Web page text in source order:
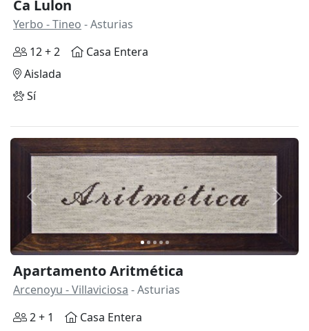
Ca Lulon
Yerbo - Tineo - Asturias
12 + 2
Casa Entera
Aislada
Sí
Anterior
Apartamento Aritmética
Arcenoyu - Villaviciosa - Asturias
2 + 1
Casa Entera